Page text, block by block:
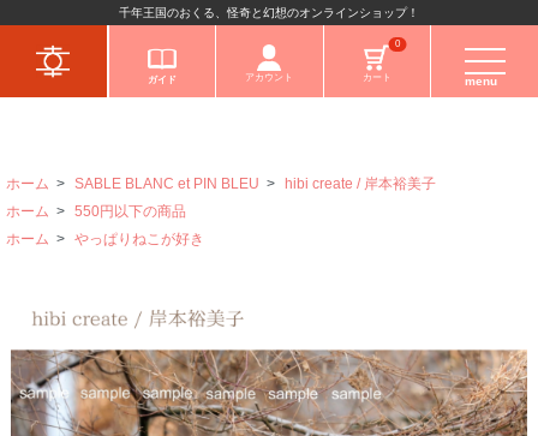
キャラクターか
千年王国のおくる、怪奇と幻想のオンラインショップ！
ガイド アカウント
0
カート menu
ホーム > SABLE BLANC et PIN BLEU >
hibi create / 岸本裕美子
ホーム > 550円以下の商品
ホーム > やっぱりねこが好き